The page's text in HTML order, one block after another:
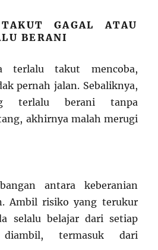
GAGAL ATAU
BERANI
terlalu takut mencoba,
pernah jalan. Sebaliknya,
terlalu berani tanpa
akhirnya malah merugi
antara keberanian
Ambil risiko yang terukur
selalu belajar dari setiap
termasuk dari